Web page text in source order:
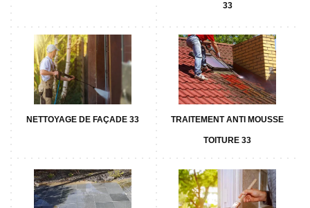
33
NETTOYAGE DE FAÇADE 33 TRAITEMENT ANTI MOUSSE
TOITURE 33